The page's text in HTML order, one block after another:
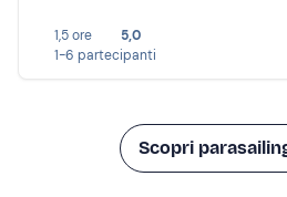
1,5 ore
5,0
1-6 partecipanti
Scopri